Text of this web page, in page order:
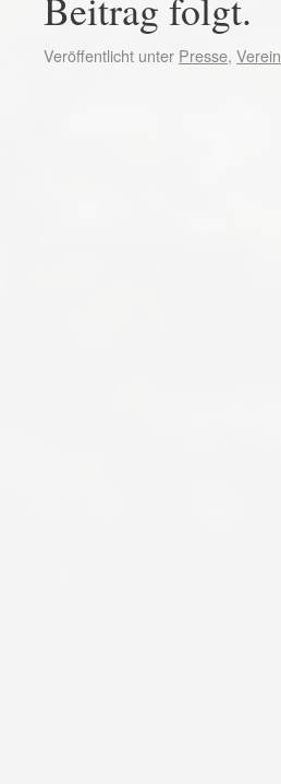
Veröffentlicht unter Presse, Verein